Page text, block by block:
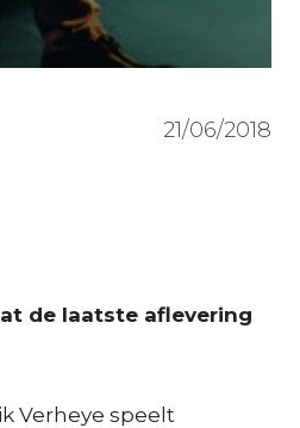
21/06/2018
de laatste aflevering
Verheye speelt